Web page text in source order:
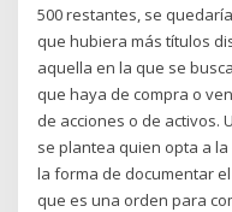
500 restantes, se
que hubiera más títulos
aquella en la que se
que haya de compra o
de acciones o de activos.
se plantea quien opta a
la forma de documentar
que es una orden para